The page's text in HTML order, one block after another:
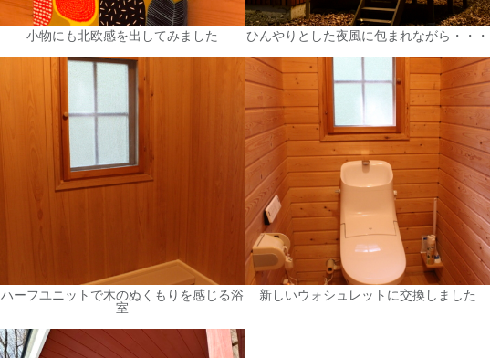
小物にも北欧感を出してみました ひんやりとした夜風に包まれながら・・・
ハーフユニットで木のぬくもりを感じる浴
室
新しいウォシュレットに交換しました